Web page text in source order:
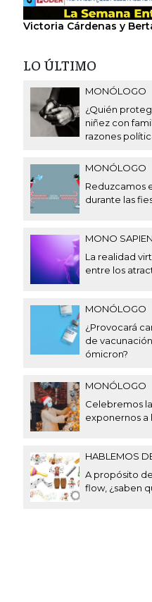
Victoria Cárdenas y
LO ÚLTIMO
MONÓLOGO
¿Quién
niñez con
razones
MONÓLOGO
Reduzcamos
durante las
MONO
La realidad
entre los
MONÓLOGO
¿Provocará
de
ómicron?
MONÓLOGO
Celebremos
exponernos a
HABLEMOS
A propósito
flow, ¿saben